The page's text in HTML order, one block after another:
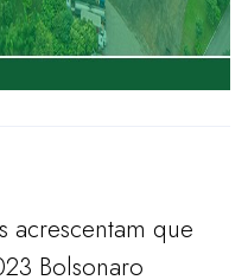
acrescentam que
Bolsonaro